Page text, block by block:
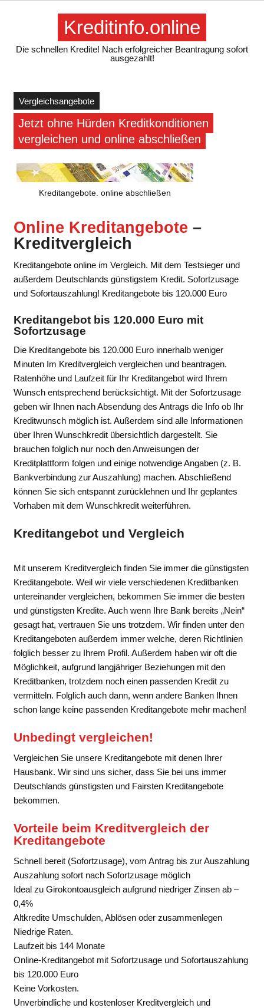
Skip
Kreditinfo.online
Die schnellen Kredite! Nach erfolgreicher Beantragung sofort
ausgezahlt!
Vergleichsangebote
Jetzt ohne Hürden Kreditkonditionen
vergleichen und online abschließen
Kreditangebote. online abschließen
Online Kreditangebote –
Kreditvergleich
Kreditangebote online im Vergleich. Mit dem Testsieger und
außerdem Deutschlands günstigstem Kredit. Sofortzusage
und Sofortauszahlung! Kreditangebote bis 120.000 Euro
Kreditangebot bis 120.000 Euro mit
Sofortzusage
Die Kreditangebote bis 120.000 Euro innerhalb weniger
Minuten Im Kreditvergleich vergleichen und beantragen.
Ratenhöhe und Laufzeit für Ihr Kreditangebot wird Ihrem
Wunsch entsprechend berücksichtigt. Mit der Sofortzusage
geben wir Ihnen nach Absendung des Antrags die Info ob Ihr
Kreditwunsch möglich ist. Außerdem sind alle Informationen
über Ihren Wunschkredit übersichtlich dargestellt. Sie
brauchen folglich nur noch den Anweisungen der
Kreditplattform folgen und einige notwendige Angaben (z. B.
Bankverbindung zur Auszahlung) machen. Abschließend
können Sie sich entspannt zurücklehnen und Ihr geplantes
Vorhaben mit dem Wunschkredit weiterführen.
Kreditangebot und Vergleich
Mit unserem Kreditvergleich finden Sie immer die günstigsten
Kreditangebote. Weil wir viele verschiedenen Kreditbanken
untereinander vergleichen, bekommen Sie immer die besten
und günstigsten Kredite. Auch wenn Ihre Bank bereits „Nein“
gesagt hat, vertrauen Sie uns trotzdem. Wir finden unter den
Kreditangeboten außerdem immer welche, deren Richtlinien
folglich besser zu Ihrem Profil. Außerdem haben wir oft die
Möglichkeit, aufgrund langjähriger Beziehungen mit den
Kreditbanken, trotzdem noch einen passenden Kredit zu
vermitteln. Folglich auch dann, wenn andere Banken Ihnen
schon lange keine passenden Kreditangebote mehr machen!
Unbedingt vergleichen!
Vergleichen Sie unsere Kreditangebote mit denen Ihrer
Hausbank. Wir sind uns sicher, dass Sie bei uns immer
Deutschlands günstigsten und Fairsten Kreditangebote
bekommen.
Vorteile beim Kreditvergleich der
Kreditangebote
Schnell bereit (Sofortzusage), vom Antrag bis zur Auszahlung
Auszahlung sofort nach Sofortzusage möglich
Ideal zu Girokontoausgleich aufgrund niedriger Zinsen ab –
0,4%
Altkredite Umschulden, Ablösen oder zusammenlegen
Niedrige Raten.
Laufzeit bis 144 Monate
Online-Kreditangebot mit Sofortzusage und Sofortauszahlung
bis 120.000 Euro
Keine Vorkosten.
Unverbindliche und kostenloser Kreditvergleich und